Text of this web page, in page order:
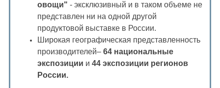
овощи" - эксклюзивный и в таком объеме не
представлен ни на одной другой
продуктовой выставке в России.
Широкая географическая представленность
производителей– 64 национальные
экспозиции и 44 экспозиции регионов
России.